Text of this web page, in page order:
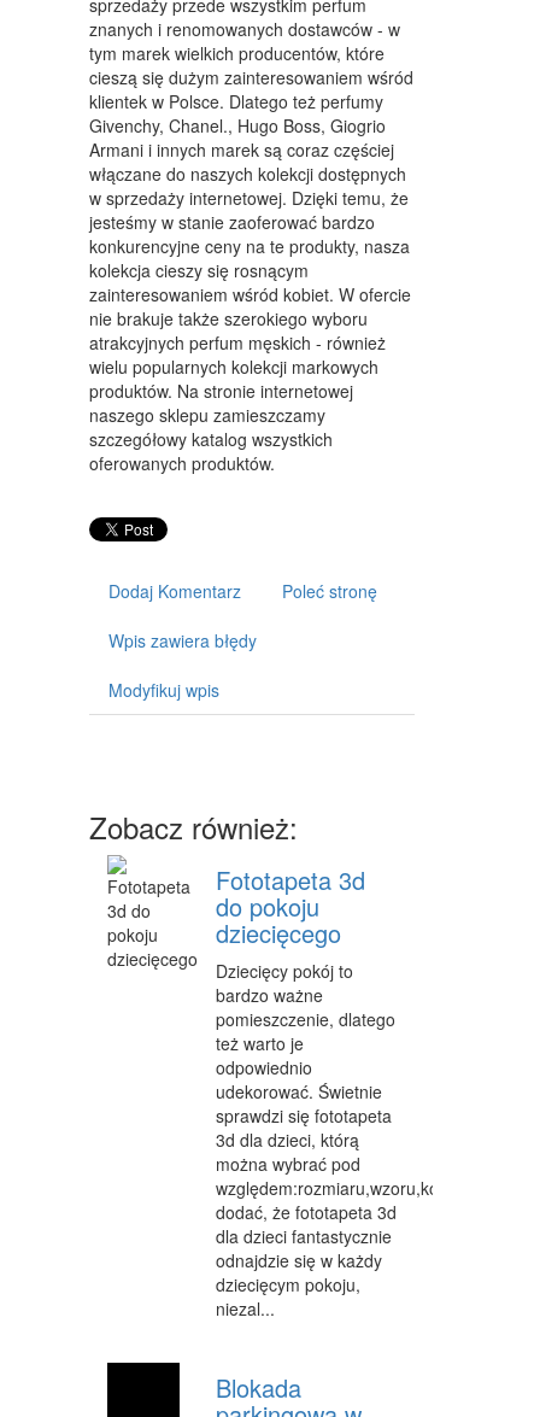
DLA DZIECI
MEBLE
WYPOSAŻENIE WNĘTRZ
WYPOSAŻENIE ŁAZIENKI
ODZIEŻ
SPORT
ELEKTRONIKA, RTV, AGD
ART. DLA ZWIERZĄT
OGRÓD, ROŚLINY
CHEMIA
MATERIAŁY EKSPLOATACYJNE
NARZĘDZIA
CZĘŚCI SAMOCHODOWE
WYNAJEM
USŁUGI MOTORYZACYJNE
SALONY, KOMISY
PUBLIC RELATIONS
AGENCJE REKLAMOWE
MATERIAŁY REKLAMOWE
INNE AGENCJE
GIMNASTYKA
IMPREZY INTEGRACYJNE
BRANŻE
sprzedaży przede wszystkim perfum
znanych i renomowanych dostawców - w
tym marek wielkich producentów, które
cieszą się dużym zainteresowaniem wśród
klientek w Polsce. Dlatego też perfumy
Givenchy, Chanel., Hugo Boss, Giogrio
Armani i innych marek są coraz częściej
włączane do naszych kolekcji dostępnych
w sprzedaży internetowej. Dzięki temu, że
jesteśmy w stanie zaoferować bardzo
konkurencyjne ceny na te produkty, nasza
kolekcja cieszy się rosnącym
zainteresowaniem wśród kobiet. W ofercie
nie brakuje także szerokiego wyboru
atrakcyjnych perfum męskich - również
wielu popularnych kolekcji markowych
produktów. Na stronie internetowej
naszego sklepu zamieszczamy
szczegółowy katalog wszystkich
oferowanych produktów.
Dodaj Komentarz Poleć stronę
Wpis zawiera błędy
Modyfikuj wpis
Zobacz również:
Fototapeta 3d
do pokoju
dziecięcego
Dziecięcy pokój to
bardzo ważne
pomieszczenie, dlatego
też warto je
odpowiednio
udekorować. Świetnie
sprawdzi się fototapeta
3d dla dzieci, którą
można wybrać pod
dodać, że fototapeta 3d
dla dzieci fantastycznie
odnajdzie się w każdy
dziecięcym pokoju,
niezal...
Blokada